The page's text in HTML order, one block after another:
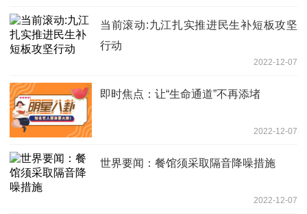
当前滚动:九江扎实推进民生补短板攻坚
行动
2022-12-07
即时焦点：让“生命通道”不再添堵
2022-12-07
世界要闻：餐馆须采取隔音降噪措施
2022-12-07